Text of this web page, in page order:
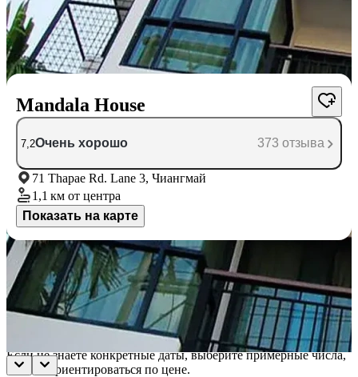
Mandala House
7,2Очень хорошо 373 отзыва
71 Thapae Rd. Lane 3, Чиангмай
1,1 км от центра
Показать на карте
Доступные номера
Укажите даты поездки, и мы покажем вам актуальные цены
Даты не выбраны
Если не знаете конкретные даты, выберите примерные числа,
чтобы сориентироваться по цене.